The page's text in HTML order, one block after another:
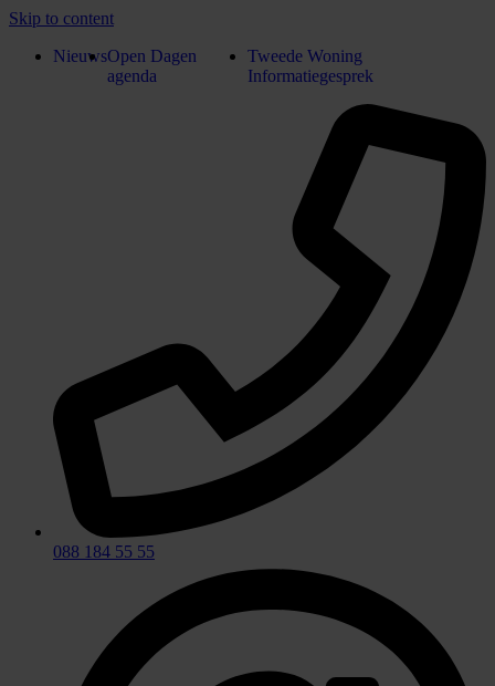
Skip to content
NieuwsOpen Dagen
agenda
Tweede Woning
Informatiegesprek
088 184 55 55